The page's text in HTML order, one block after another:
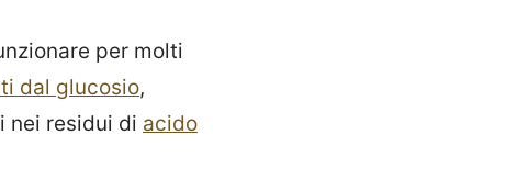
per molti
dal glucosio,
nei residui di acido